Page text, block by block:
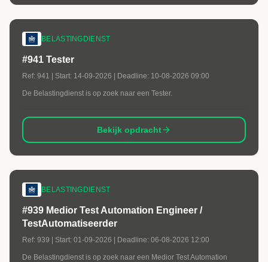
BELASTINGDIENST
#941 Tester
Ref: 941 | Start: 14-09-2026 | Deadline: 10-08-2026 09:00
De Belastingdienst is op zoek naar een Tester.
Bekijk opdracht
BELASTINGDIENST
#939 Medior Test Automation Engineer /
TestAutomatiseerder
Ref: 939 | Start: 01-09-2026 | Deadline: 06-08-2026 12:00
De Belastingdienst is op zoek naar een Medior Test Automation